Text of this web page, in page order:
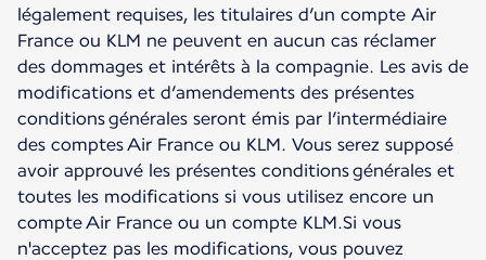
légalement requises, les titulaires d’un compte Air
France ou KLM ne peuvent en aucun cas réclamer
des dommages et intérêts à la compagnie. Les avis de
modifications et d’amendements des présentes
conditions générales seront émis par l’intermédiaire
des comptes Air France ou KLM. Vous serez supposé
avoir approuvé les présentes conditions générales et
toutes les modifications si vous utilisez encore un
compte Air France ou un compte KLM.Si vous
n'acceptez pas les modifications, vous pouvez